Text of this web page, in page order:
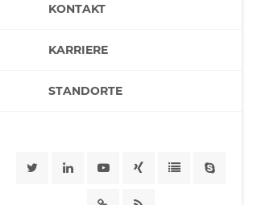
KONTAKT
KARRIERE
STANDORTE